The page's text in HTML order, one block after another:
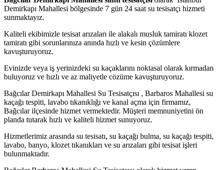
Demirkapı Mahallesi bölgesinde 7 gün 24 saat su tesisatçı hizmeti
sunmaktayız.
Kaliteli ekibimizle tesisat arızaları ile alakalı musluk tamiratı klozet
tamiratı gibi sorunlarınıza anında hızlı ve kesin çözümlere
kavuşturuyoruz.
Evinizde veya iş yerinizdeki su kaçaklarını noktasal olarak kırmadan
buluyoruz ve hızlı ve az maliyetle cözüme kavuşturuyoruz.
Bağcılar Demirkapı Mahallesi Su Tesisatçısı , Barbaros Mahallesi su
kaçağı tespiti, lavabo tıkanıklığı ve kanal açma için firmamız,
Bağcılar ilçesinde hizmet vermektedir. Müşteri memnuniyetini ön
planda tutarak hızlı ve kaliteli hizmet sunuyoruz.
Hizmetlerimiz arasında su tesisatı, su kaçağı bulma, su kaçağı tespiti,
lavabo, banyo, klozet tıkanıkları ve su arızaları gibi tesisat işleri
bulunmaktadır.